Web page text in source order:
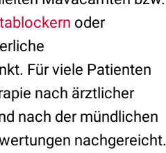
oder
Für viele Patienten
nach ärztlicher
nach der mündlichen
nachgereicht.